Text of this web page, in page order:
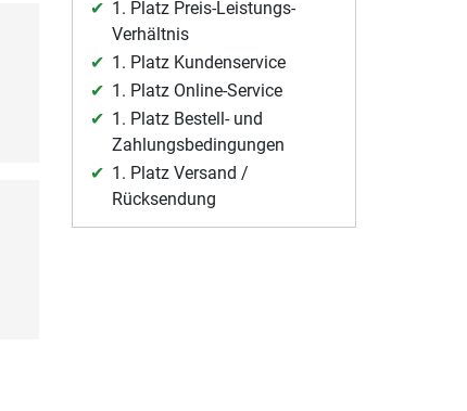
1. Platz Preis-Leistungs-
Verhältnis
1. Platz Kundenservice
1. Platz Online-Service
1. Platz Bestell- und
Zahlungsbedingungen
1. Platz Versand /
Rücksendung